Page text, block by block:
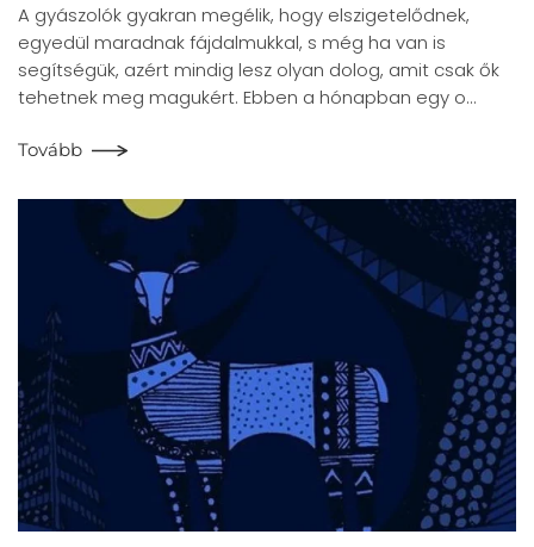
A gyászolók gyakran megélik, hogy elszigetelődnek,
egyedül maradnak fájdalmukkal, s még ha van is
segítségük, azért mindig lesz olyan dolog, amit csak ők
tehetnek meg magukért. Ebben a hónapban egy o…
Tovább